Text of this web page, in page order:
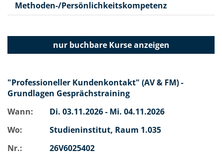
Methoden-/Persönlichkeitskompetenz
nur buchbareKurse anzeigen
"Professioneller Kundenkontakt" (AV & FM) -
Grundlagen Gesprächstraining
Wann:
Di. 03.11.2026 - Mi. 04.11.2026
Wo:
Studieninstitut, Raum 1.035
Nr.:
26V6025402